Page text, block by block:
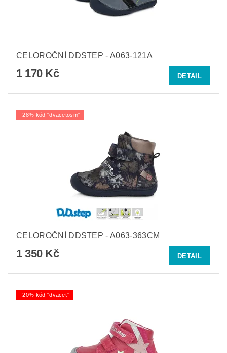
CELOROČNÍ DDSTEP - A063-121A
1 170 Kč DETAIL
-28% kód "dvacetosm"
CELOROČNÍ DDSTEP - A063-363CM
1 350 Kč DETAIL
-20% kód "dvacet"